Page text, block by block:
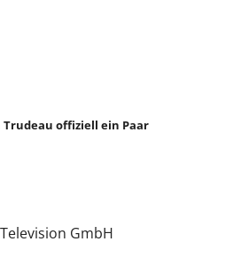
Trudeau offiziell ein Paar
GmbH